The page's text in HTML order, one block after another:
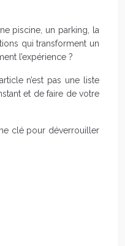
piscine, un parking, la
qui transforment un
l’expérience ?
n’est pas une liste
et de faire de votre
clé pour déverrouiller